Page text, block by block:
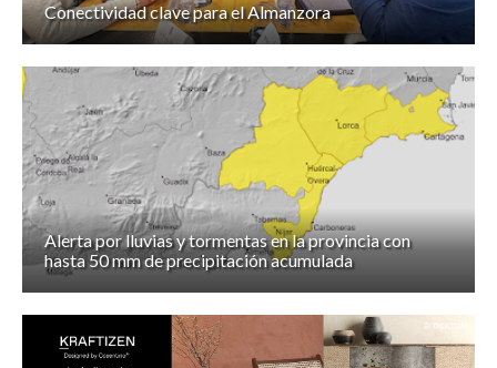
Conectividad clave para el Almanzora
Alerta por lluvias y tormentas en la provincia con
hasta 50 mm de precipitación acumulada